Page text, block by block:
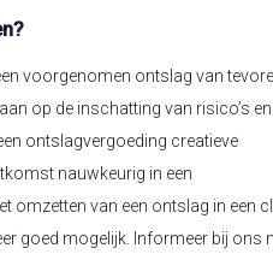
voorgenomen ontslag van
op de inschatting van risico’s en
ontslagvergoeding creatieve
nauwkeurig in een
omzetten van een ontslag in een
goed mogelijk. Informeer bij ons